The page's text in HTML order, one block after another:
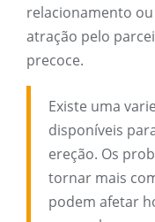
relacionamento
atração pelo
precoce.
Existe uma
disponíveis
ereção. Os
tornar mais
podem afetar